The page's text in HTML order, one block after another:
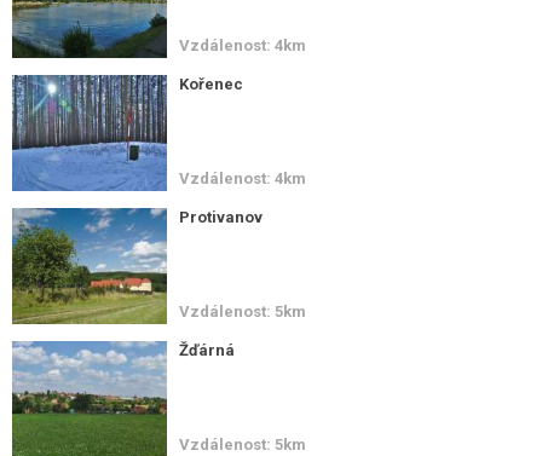
Vzdálenost: 4km
Kořenec
Vzdálenost: 4km
Protivanov
Vzdálenost: 5km
Žďárná
Vzdálenost: 5km